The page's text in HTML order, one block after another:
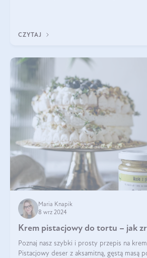
CZYTAJ
Maria Knapik
8 wrz 2024
Krem pistacjowy do tortu – jak
Poznaj nasz szybki i prosty przepis na
Pistacjowy deser z aksamitną, gęstą masą